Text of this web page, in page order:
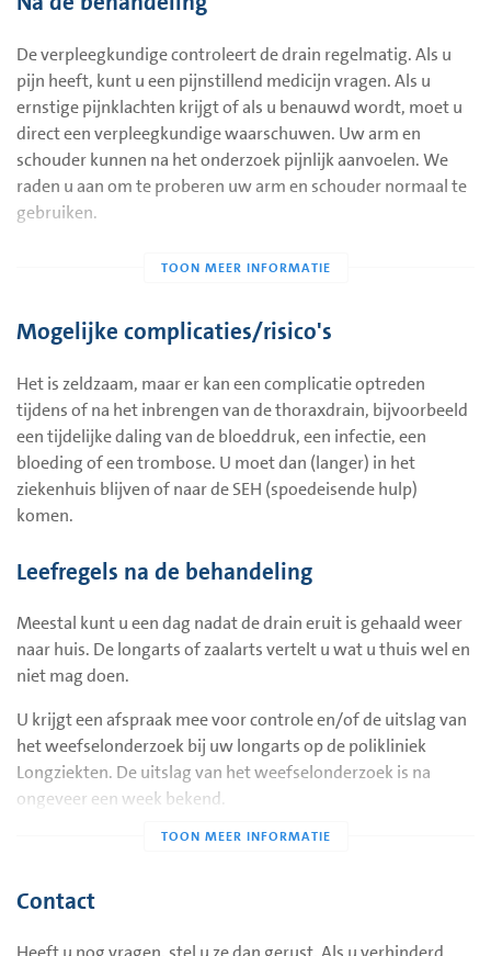
slang aangesloten op een afzuig/drainagesysteem . Meestal
wordt door middel van lichte zuigkracht de lucht
weggezogen zodat de long zich weer kan ontplooien.
De verpleegkundige controleert de drain regelmatig. Als u
pijn heeft, kunt u een pijnstillend medicijn vragen. Als u
ernstige pijnklachten krijgt of als u benauwd wordt, moet u
direct een verpleegkundige waarschuwen. Uw arm en
schouder kunnen na het onderzoek pijnlijk aanvoelen. We
raden u aan om te proberen uw arm en schouder normaal te
gebruiken.
bewegen dan gewoonlijk, krijgt u meestal dagelijks een
minder kans op trombose. (afsluiting van een bloedvat door
een bloedprop).
De insteekplaats van de drain moet droog blijven. Daarom
kunt u niet douchen. De verpleegkundige verschoont
regelmatig het verband op de insteekplaats. Meestal wordt
of de drain goed zit en of de long ontplooit. De longarts
beoordeelt de foto en spreekt af wanneer een volgende
longfoto wordt gemaakt. Aan de hand van de longfoto’s kan
de arts beoordelen of de drain eruit mag of dat er verdere
behandeling nodig is.
Als u weer naar huis mag, krijgt een formulier mee waarop
aangegeven staat hoe te handelen bij eventuele problemen.
Dit formulier bewaart u tot twee weken nadat u bent
thuisgekomen.
terug te komen op de polikliniek.
Mogelijke complicaties/risico's
Het is zeldzaam, maar er kan een complicatie optreden
tijdens of na het inbrengen van de thoraxdrain, bijvoorbeeld
een tijdelijke daling van de bloeddruk, een infectie, een
bloeding of een trombose. U moet dan (langer) in het
ziekenhuis blijven of naar de SEH (spoedeisende hulp)
komen.
Leefregels na de behandeling
Meestal kunt u een dag nadat de drain eruit is gehaald weer
naar huis. De longarts of zaalarts vertelt u wat u thuis wel en
niet mag doen.
U krijgt een afspraak mee voor controle en/of de uitslag van
het weefselonderzoek bij uw longarts op de polikliniek
Longziekten. De uitslag van het weefselonderzoek is na
ongeveer een week bekend.
Als u thuis lichamelijke klachten krijgt, bijvoorbeeld koorts
benauwdheid of de wond gaat ontsteken (roodheid,
arts kan beoordelen of de klachten het gevolg zijn van het
Contact